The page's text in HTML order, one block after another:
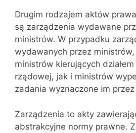
Drugim rodzajem aktów
są zarządzenia wydawane
ministrów. W przypadku
wydawanych przez
ministrów kierujących
rzą‌dowej, jak i ministrów
zadania wyznaczone im
Zarządzenia to akty
abstrakcyjne normy prawne.